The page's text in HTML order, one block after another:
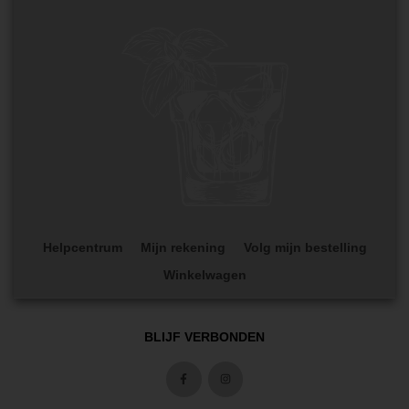
Helpcentrum Mijn rekening
Volg mijn bestelling
Winkelwagen
BLIJF VERBONDEN